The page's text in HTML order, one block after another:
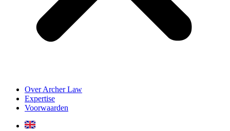
Over Archer Law
Expertise
Voorwaarden